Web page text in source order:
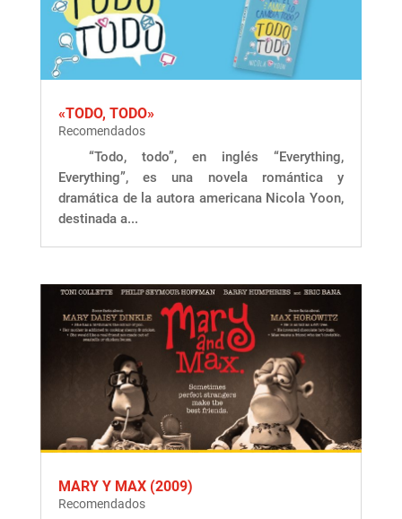
«TODO, TODO»
Recomendados
“Todo, todo”, en inglés “Everything,
Everything”, es una novela romántica y
dramática de la autora americana Nicola Yoon,
destinada a...
MARY Y MAX (2009)
Recomendados